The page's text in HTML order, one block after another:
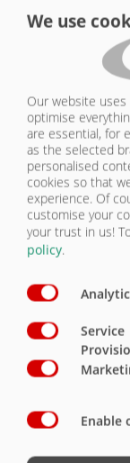
СИСТЕМА
Комплектация:
система
2 пятикамерных
штекером и
Светодиодная
7-пол. штекер
Боковые габаритные
справа и слева
Габаритные
белые/красные)
Стояночные фонари,
We use
Our website
optimise
are essential, for
as the selected
personalised
cookies so that
experience. Of
customise your
your trust in us!
policy.
Service
Enable